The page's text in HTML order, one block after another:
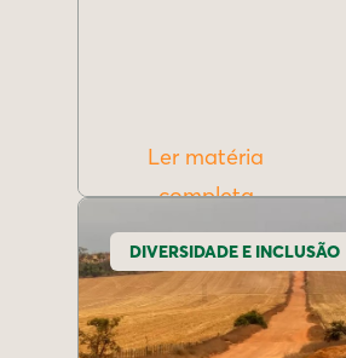
Ler matéria
completa
DIVERSIDADE E INCLUSÃO